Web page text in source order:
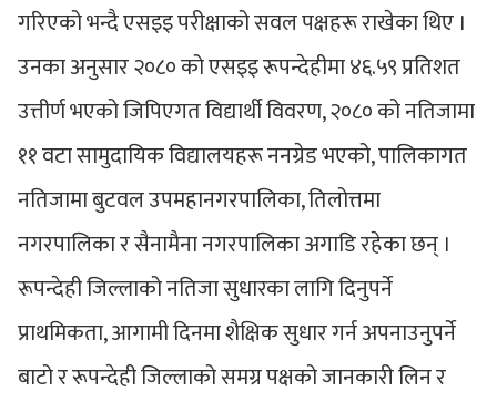
गरिएको भन्दै एसइइ परीक्षाको सवल पक्षहरू राखेका थिए ।
उनका अनुसार २०८० को एसइइ रूपन्देहीमा ४६.५९ प्रतिशत
उत्तीर्ण भएको जिपिएगत विद्यार्थी विवरण, २०८० को नतिजामा
११ वटा सामुदायिक विद्यालयहरू ननग्रेड भएको, पालिकागत
नतिजामा बुटवल उपमहानगरपालिका, तिलोत्तमा
नगरपालिका र सैनामैना नगरपालिका अगाडि रहेका छन् ।
रूपन्देही जिल्लाको नतिजा सुधारका लागि दिनुपर्ने
प्राथमिकता, आगामी दिनमा शैक्षिक सुधार गर्न अपनाउनुपर्ने
बाटो र रूपन्देही जिल्लाको समग्र पक्षको जानकारी लिन र